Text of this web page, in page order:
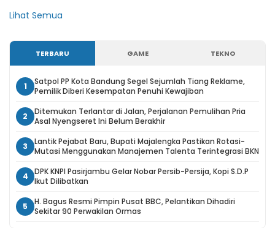
Lihat Semua
TERBARU GAME TEKNO
1
Satpol PP Kota Bandung Segel Sejumlah Tiang Reklame,
Pemilik Diberi Kesempatan Penuhi Kewajiban
2
Ditemukan Terlantar di Jalan, Perjalanan Pemulihan Pria
Asal Nyengseret Ini Belum Berakhir
3
Lantik Pejabat Baru, Bupati Majalengka Pastikan Rotasi-
Mutasi Menggunakan Manajemen Talenta Terintegrasi BKN
4
DPK KNPI Pasirjambu Gelar Nobar Persib-Persija, Kopi S.D.P
Ikut Dilibatkan
5
H. Bagus Resmi Pimpin Pusat BBC, Pelantikan Dihadiri
Sekitar 90 Perwakilan Ormas